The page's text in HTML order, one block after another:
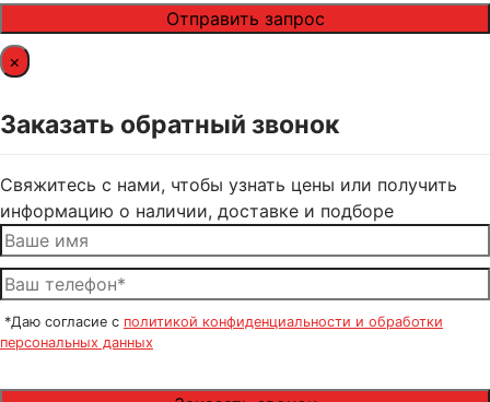
×
Заказать обратный звонок
Свяжитесь с нами, чтобы узнать цены или получить
информацию о наличии, доставке и подборе
*Даю согласие с политикой конфиденциальности и обработки
персональных данных